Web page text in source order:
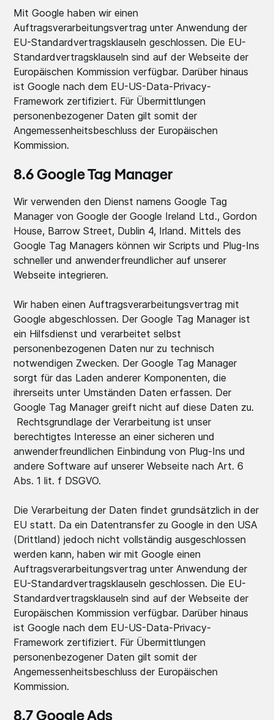
Mit Google haben wir einen
Auftragsverarbeitungsvertrag unter Anwendung der
EU-Standardvertragsklauseln geschlossen. Die EU-
Standardvertragsklauseln sind auf der Webseite der
Europäischen Kommission verfügbar. Darüber hinaus
ist Google nach dem EU-US-Data-Privacy-
Framework zertifiziert. Für Übermittlungen
personenbezogener Daten gilt somit der
Angemessenheitsbeschluss der Europäischen
Kommission.
8.6 Google Tag Manager
Wir verwenden den Dienst namens Google Tag
Manager von Google der Google Ireland Ltd., Gordon
House, Barrow Street, Dublin 4, Irland. Mittels des
Google Tag Managers können wir Scripts und Plug-Ins
schneller und anwenderfreundlicher auf unserer
Webseite integrieren.
Wir haben einen Auftragsverarbeitungsvertrag mit
Google abgeschlossen. Der Google Tag Manager ist
ein Hilfsdienst und verarbeitet selbst
personenbezogenen Daten nur zu technisch
notwendigen Zwecken. Der Google Tag Manager
sorgt für das Laden anderer Komponenten, die
ihrerseits unter Umständen Daten erfassen. Der
Google Tag Manager greift nicht auf diese Daten zu.
Rechtsgrundlage der Verarbeitung ist unser
berechtigtes Interesse an einer sicheren und
anwenderfreundlichen Einbindung von Plug-Ins und
andere Software auf unserer Webseite nach Art. 6
Abs. 1 lit. f DSGVO.
Die Verarbeitung der Daten findet grundsätzlich in der
EU statt. Da ein Datentransfer zu Google in den USA
(Drittland) jedoch nicht vollständig ausgeschlossen
werden kann, haben wir mit Google einen
Auftragsverarbeitungsvertrag unter Anwendung der
EU-Standardvertragsklauseln geschlossen. Die EU-
Standardvertragsklauseln sind auf der Webseite der
Europäischen Kommission verfügbar. Darüber hinaus
ist Google nach dem EU-US-Data-Privacy-
Framework zertifiziert. Für Übermittlungen
personenbezogener Daten gilt somit der
Angemessenheitsbeschluss der Europäischen
Kommission.
8.7 Google Ads